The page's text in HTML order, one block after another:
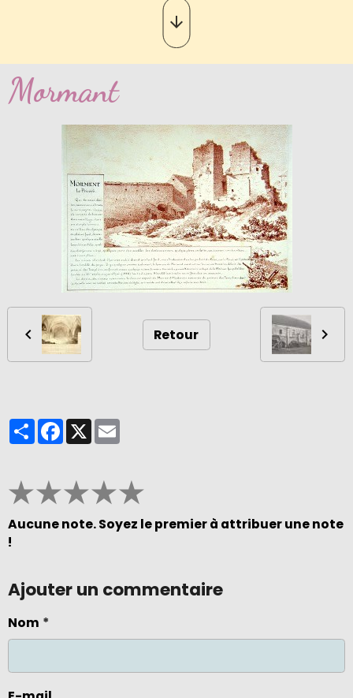
Mormant
Retour
PartagerFacebook
X
★★★★★
Aucune note. Soyez le premier à attribuer une note
!
Ajouter un commentaire
Nom